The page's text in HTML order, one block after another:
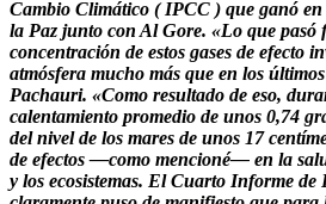
Cambio Climático ( IPCC ) que ganó
la Paz junto con Al Gore. «Lo que pasó
concentración de estos gases de efecto
atmósfera mucho más que en los
Pachauri. «Como resultado de eso,
calentamiento promedio de unos 0,74
del nivel de los mares de unos 17
de efectos —como mencioné— en la
y los ecosistemas. El Cuarto Informe